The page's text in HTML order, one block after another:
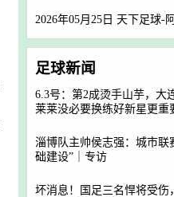
2026年05月25日 天下足球-
足球新闻
6.3号：第2成烫手山芋，大
莱莱没必要换练好新星更重
淄博队主帅侯志强：城市联
础建设”｜专访
坏消息！国足三名悍将受伤